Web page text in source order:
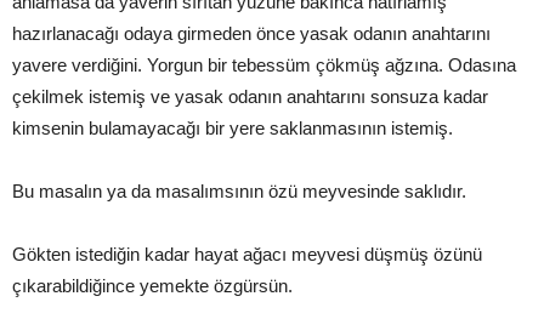
hazırlanacağı odaya girmeden önce yasak odanın anahtarını
yavere verdiğini. Yorgun bir tebessüm çökmüş ağzına. Odasına
çekilmek istemiş ve yasak odanın anahtarını sonsuza kadar
kimsenin bulamayacağı bir yere saklanmasının istemiş.
Bu masalın ya da masalımsının özü meyvesinde saklıdır.
Gökten istediğin kadar hayat ağacı meyvesi düşmüş özünü
çıkarabildiğince yemekte özgürsün.